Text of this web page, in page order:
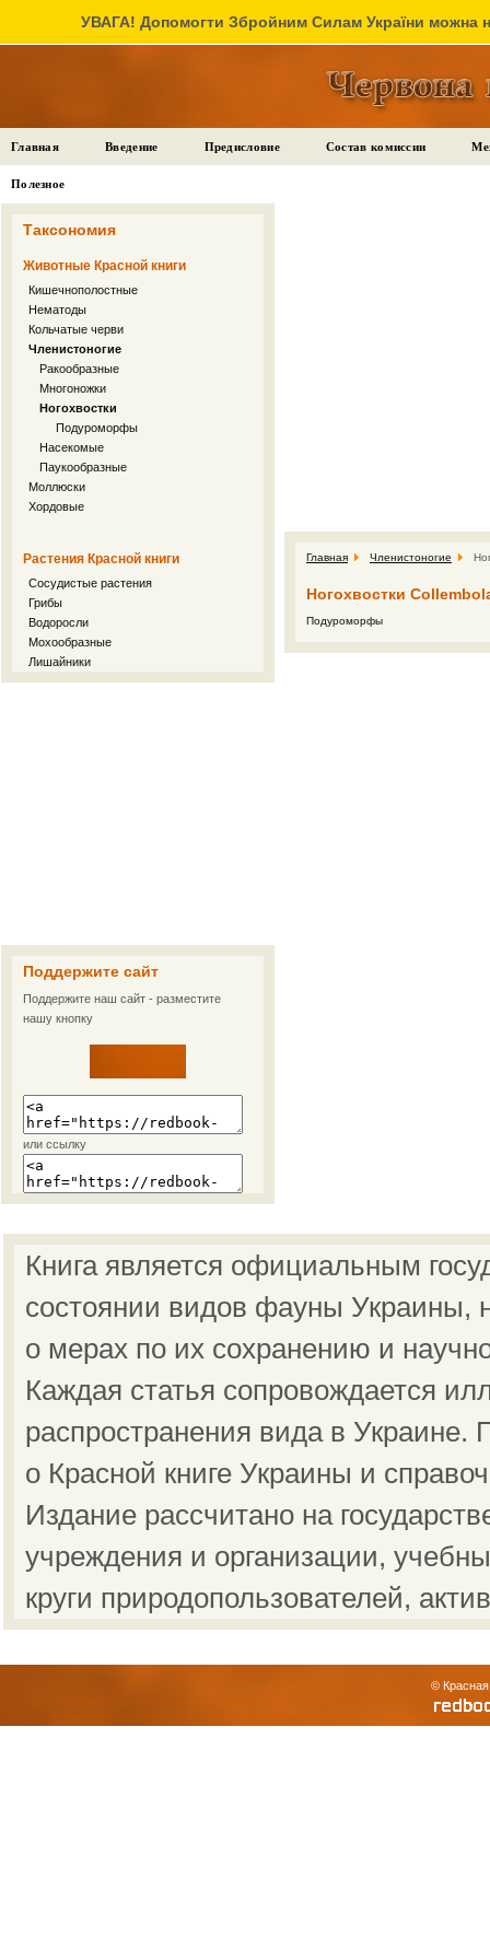
УВАГА! Допомогти Збройним Силам України можна
Главная Введение Предисловие Состав комиссии
Полезное
Таксономия
Животные Красной книги
Кишечнополостные
Нематоды
Кольчатые черви
Членистоногие
Ракообразные
Многоножки
Ногохвостки
Подуроморфы
Насекомые
Паукообразные
Моллюски
Хордовые
Растения Красной книги
Сосудистые растения
Грибы
Водоросли
Мохообразные
Лишайники
Поддержите сайт
Поддержите наш сайт - разместите
нашу кнопку
или ссылку
Главная Членистоногие
Ногохвостки
Подуроморфы
Книга является официальным
состоянии видов фауны Украины,
о мерах по их сохранению и
Каждая статья сопровождается
распространения вида в
о Красной книге Украины и
Издание рассчитано на
учреждения и организации,
круги природопользователей,
©